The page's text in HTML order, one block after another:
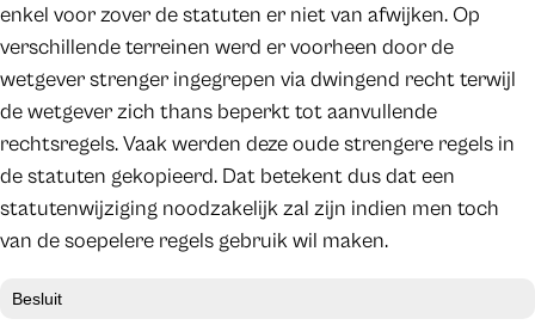
enkel voor zover de statuten er niet van afwijken. Op
verschillende terreinen werd er voorheen door de
wetgever strenger ingegrepen via dwingend recht terwijl
de wetgever zich thans beperkt tot aanvullende
rechtsregels. Vaak werden deze oude strengere regels in
de statuten gekopieerd. Dat betekent dus dat een
statutenwijziging noodzakelijk zal zijn indien men toch
van de soepelere regels gebruik wil maken.
Besluit